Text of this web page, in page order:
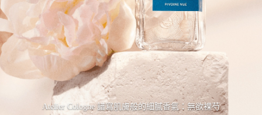
Atelier Cologne 譜寫肌膚般的細膩香氣：無欲裸芍